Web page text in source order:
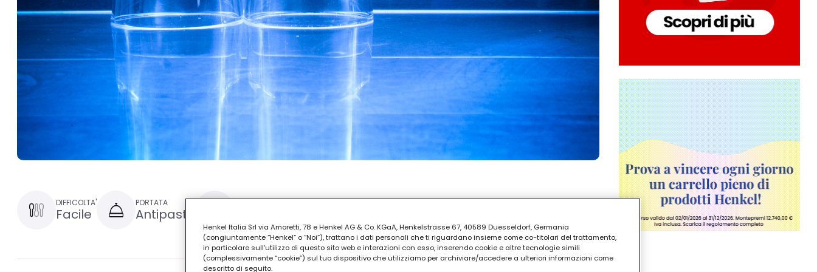
DIFFICOLTA'
Facile
PORTATA
Antipasto
TEMPO DI PREPARAZIONE
Henkel Italia Srl via Amoretti, 78 e Henkel AG & Co. KGaA, Henkelstrasse 67, 40589 Duesseldorf, Germania
(congiuntamente “Henkel” o “Noi”), trattano i dati personali che ti riguardano insieme come co-titolari del trattamento,
in particolare sull'utilizzo di questo sito web e interazioni con esso, inserendo cookie e altre tecnologie simili
(complessivamente “cookie”) sul tuo dispositivo che utilizziamo per archiviare/accedere a ulteriori informazioni come
descritto di seguito.